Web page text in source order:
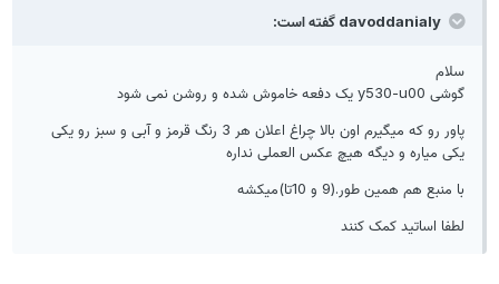
davoddanialy گفته است:
سلام
گوشی y530-u00 یک دفعه خاموش شده و روشن نمی شود
پاور رو که میگیرم اون بالا چراغ اعلان هر 3 رنگ قرمز و آبی و سبز رو یکی
یکی میاره و دیگه هیچ عکس العملی نداره
با منبع هم همین طور.(9 و 10تا)میکشه
لطفا اساتید کمک کنند